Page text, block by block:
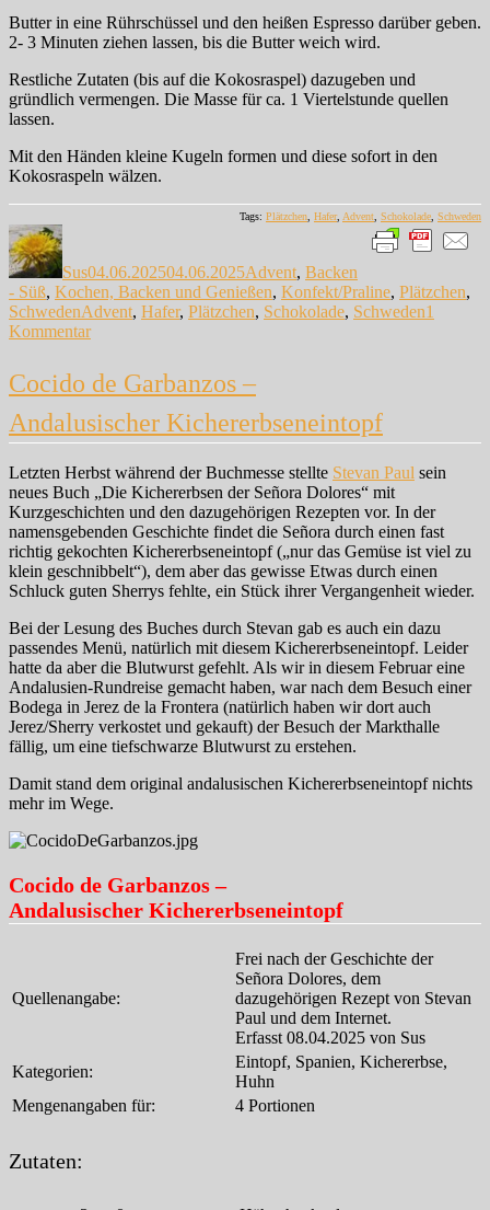
Butter in eine Rührschüssel und den heißen Espresso darüber geben.
2- 3 Minuten ziehen lassen, bis die Butter weich wird.
Restliche Zutaten (bis auf die Kokosraspel) dazugeben und
gründlich vermengen. Die Masse für ca. 1 Viertelstunde quellen
lassen.
Mit den Händen kleine Kugeln formen und diese sofort in den
Kokosraspeln wälzen.
Tags: Plätzchen Hafer, Advent Schokolade Schweden
Autor
Sus04.06.202504.06.2025Advent, Backen
- Süß, Kochen, Backen und Genießen, Konfekt/Praline, Plätzchen,
SchwedenSchlagwörter
Advent, Hafer, Plätzchen, Schokolade, Schweden1
Kommentarzu
Schwedische
Schokobällchen
Cocido de Garbanzos –
Andalusischer Kichererbseneintopf
Letzten Herbst während der Buchmesse stellte Stevan Paul sein
neues Buch „Die Kichererbsen der Señora Dolores“ mit
Kurzgeschichten und den dazugehörigen Rezepten vor. In der
namensgebenden Geschichte findet die Señora durch einen fast
richtig gekochten Kichererbseneintopf („nur das Gemüse ist viel zu
klein geschnibbelt“), dem aber das gewisse Etwas durch einen
Schluck guten Sherrys fehlte, ein Stück ihrer Vergangenheit wieder.
Bei der Lesung des Buches durch Stevan gab es auch ein dazu
passendes Menü, natürlich mit diesem Kichererbseneintopf. Leider
hatte da aber die Blutwurst gefehlt. Als wir in diesem Februar eine
Andalusien-Rundreise gemacht haben, war nach dem Besuch einer
Bodega in Jerez de la Frontera (natürlich haben wir dort auch
Jerez/Sherry verkostet und gekauft) der Besuch der Markthalle
fällig, um eine tiefschwarze Blutwurst zu erstehen.
Damit stand dem original andalusischen Kichererbseneintopf nichts
mehr im Wege.
Cocido de Garbanzos –
Andalusischer Kichererbseneintopf
Quellenangabe:
Frei nach der Geschichte der
Señora Dolores, dem
dazugehörigen Rezept von Stevan
Paul und dem Internet.
Erfasst 08.04.2025 von Sus
Kategorien:
Eintopf, Spanien, Kichererbse,
Huhn
Mengenangaben für:
4 Portionen
Zutaten: